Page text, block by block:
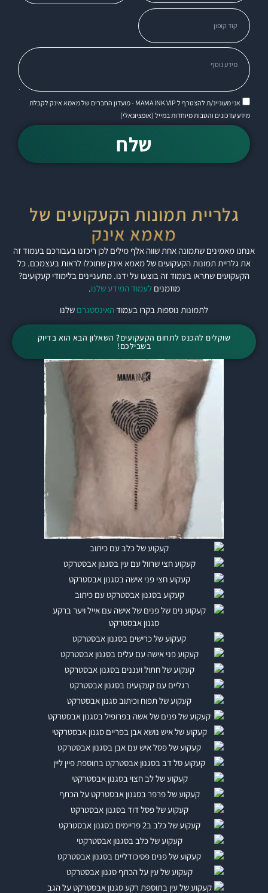
אני מעוניינ/ת להצטרף ל MAMA INK VIP - מועדון החברים של מאמא אינק לקבלת
מידע עדכונים והטבות מיוחדות במייל (אופציונאלי)
שלח
גלריית תמונות הקעקועים של
מאמא אינק
אנחנו מאמינים שתמונה אחת שווה אלף מילים לכן ריכזנו בעבורכם בעמוד זה
את גלריית תמונות הקעקועים של מאמא אינק שתוכלו לראות בעצמכם. כל
הקעקועים שתראו בעמוד זה בוצעו על ידנו. מתעניינים בלימודי קעקועים?
מוזמניםלעמוד המידע שלנו.
לתמונות נוספות בקרו בעמוד האינסטגרם שלנו
שוקלים להכנס לתחום הקעקועים? השאלון הבא הוא בדיוק
בשבילכם!